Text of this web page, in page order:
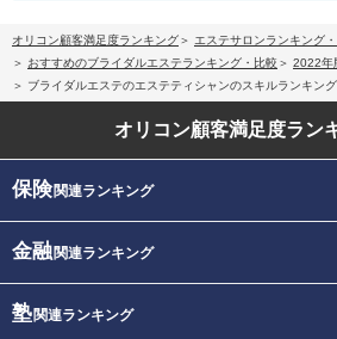
オリコン顧客満足度ランキング
エステサロンランキング
おすすめのブライダルエステランキング・比較
2022年
ブライダルエステのエステティシャンのスキルランキン
オリコン顧客満足度ラン
保険関連ランキング
金融関連ランキング
塾関連ランキング